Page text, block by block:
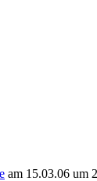
am 15.03.06 um